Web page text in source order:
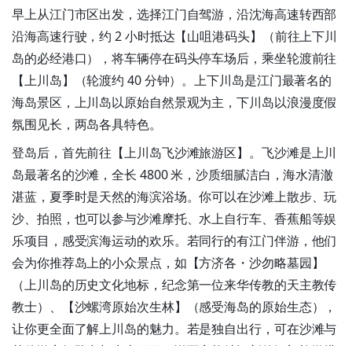
早上从江门市区出发，选择江门自驾游，沿沈海高速转西部
沿海高速行驶，约 2 小时抵达【山咀港码头】（前往上下川
岛的必经港口），将车辆停在码头停车场后，乘坐轮渡前往
【上川岛】（轮渡约 40 分钟）。上下川岛是江门最著名的
海岛景区，上川岛以原始自然景观为主，下川岛以浪漫度假
氛围见长，两岛各具特色。
登岛后，首先前往【上川岛飞沙滩旅游区】。飞沙滩是上川
岛最著名的沙滩，全长 4800 米，沙质细腻洁白，海水清澈
湛蓝，夏季时是天然的海滨浴场。你可以在沙滩上散步、玩
沙、拍照，也可以参与沙滩摩托、水上自行车、香蕉船等娱
乐项目，感受滨海运动的欢乐。若同行的有江门伴游，他们
会为你推荐岛上的小众景点，如【方济各・沙勿略墓园】
（上川岛的历史文化地标，纪念第一位来华传教的天主教传
教士）、【沙螺湾原始次生林】（感受海岛的原始生态），
让你更全面了解上川岛的魅力。若是独自出行，可在沙滩与